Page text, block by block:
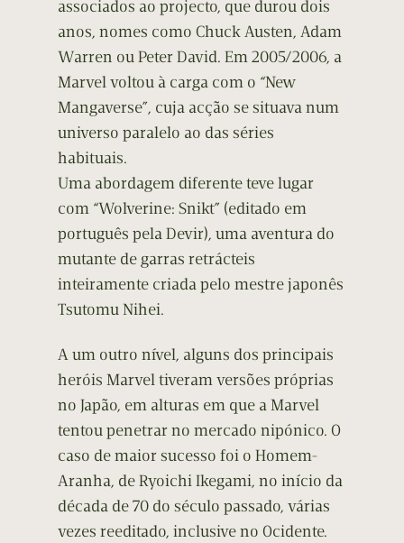
associados ao projecto, que durou dois
anos, nomes como Chuck Austen, Adam
Warren ou Peter David. Em 2005/2006, a
Marvel voltou à carga com o “New
Mangaverse”, cuja acção se situava num
universo paralelo ao das séries
habituais.
Uma abordagem diferente teve lugar
com “Wolverine: Snikt” (editado em
português pela Devir), uma aventura do
mutante de garras retrácteis
inteiramente criada pelo mestre japonês
Tsutomu Nihei.
A um outro nível, alguns dos principais
heróis Marvel tiveram versões próprias
no Japão, em alturas em que a Marvel
tentou penetrar no mercado nipónico. O
caso de maior sucesso foi o Homem-
Aranha, de Ryoichi Ikegami, no início da
década de 70 do século passado, várias
vezes reeditado, inclusive no Ocidente.